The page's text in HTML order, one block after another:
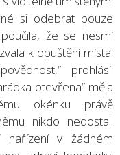
si odebrat pouze
že se nesmí
k opuštění místa.
prohlásil
otevřena“ měla
okénku právě
nikdo nedostal.
nařízení v žádném